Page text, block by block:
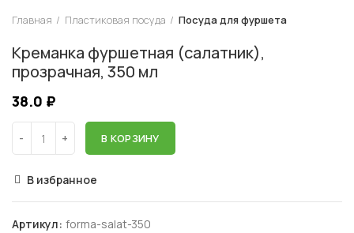
Главная Пластиковая посуда Посуда для фуршета
Креманка фуршетная (салатник),
прозрачная, 350 мл
38.0 ₽
В КОРЗИНУ
В избранное
Артикул: forma-salat-350